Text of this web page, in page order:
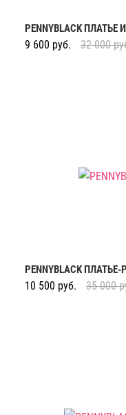
PENNYBLACK
9 600 руб. 32 000
PENNYBLACK
10 500 руб. 35 000